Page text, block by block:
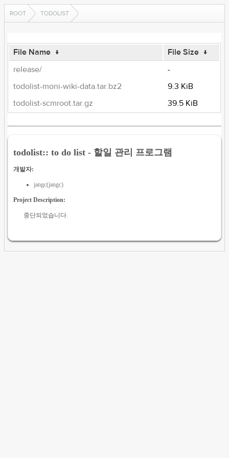
ROOT TODOLIST
File Name ↓ File Size ↓
release/
-
todolist-moni-wiki-data.tar.bz2
9.3 KiB
todolist-scmroot.tar.gz
39.5 KiB
todolist:: to do list - 할일 관리 프로그램
개발자:
jangc(jangc)
Project Description:
중단되었습니다.